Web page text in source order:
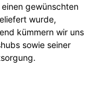
gewünschten
wurde,
kümmern wir uns
sowie seiner